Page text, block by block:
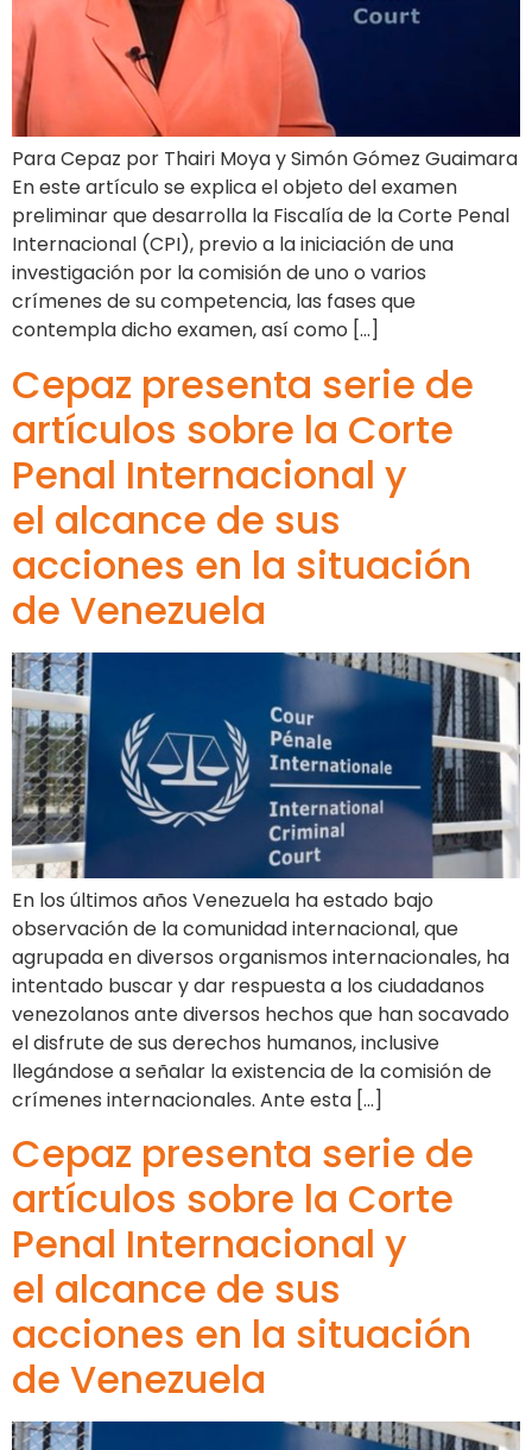
Para Cepaz por Thairi Moya y Simón Gómez Guaimara
En este artículo se explica el objeto del examen
preliminar que desarrolla la Fiscalía de la Corte Penal
Internacional (CPI), previo a la iniciación de una
investigación por la comisión de uno o varios
crímenes de su competencia, las fases que
contempla dicho examen, así como […]
Cepaz presenta serie de
artículos sobre la Corte
Penal Internacional y
el alcance de sus
acciones en la situación
de Venezuela
En los últimos años Venezuela ha estado bajo
observación de la comunidad internacional, que
agrupada en diversos organismos internacionales, ha
intentado buscar y dar respuesta a los ciudadanos
venezolanos ante diversos hechos que han socavado
el disfrute de sus derechos humanos, inclusive
llegándose a señalar la existencia de la comisión de
crímenes internacionales. Ante esta […]
Cepaz presenta serie de
artículos sobre la Corte
Penal Internacional y
el alcance de sus
acciones en la situación
de Venezuela